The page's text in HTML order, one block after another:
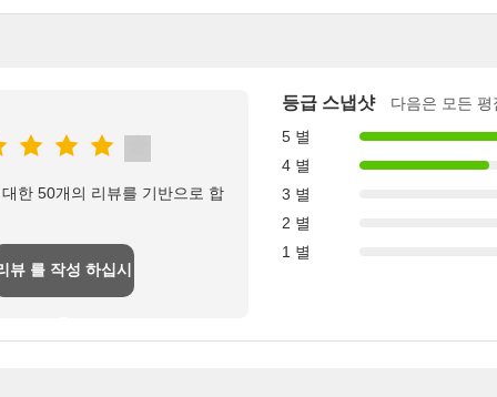
한 50개의 리뷰를 기반으로 합
뷰 를 작성 하십시
등급 스냅샷
다음은 모든 평
5 별
4 별
3 별
2 별
1 별